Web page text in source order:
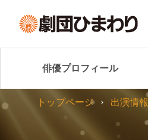
俳優プロフィール
トップページ 出演情報